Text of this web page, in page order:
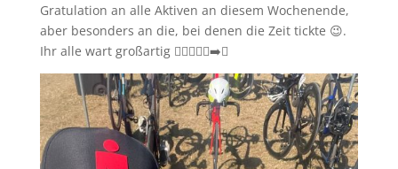
Gratulation an alle Aktiven an diesem Wochenende,
aber besonders an die, bei denen die Zeit tickte 😉.
Ihr alle wart großartig 🏊‍♀️🚴‍♂️🏃‍➡️💪